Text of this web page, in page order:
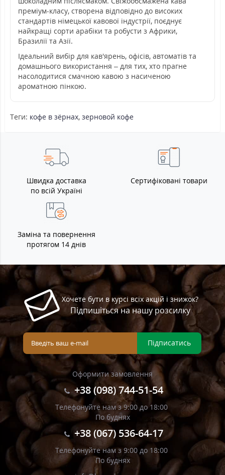
преміум-класу, створена відповідно до високих
стандартів німецької кавової індустрії, поєднує
найкращі сорти арабіки та робусти з Африки,
Бразилії та Азії.
Ідеальний вибір для кав'ярень, офісів, автоматів та
домашнього використання – для тих, хто прагне
насолодитися смачною кавою з насиченою
ароматною пінкою.
Теги: кофе в зёрнах, зерновой кофе
Швидка доставка
по всій Україні
Сертифіковані товари
Заміна та повернення
протягом 14 днів
Хочете бути в курсі всіх акцій і знижок?
Підпишіться на нашу розсилку
Підписатись
Оформити замовлення
+38 (098) 744-51-54
Телефонуйте нам з 9:00 до 18:00
По буднях
+38 (067) 536-64-17
Телефонуйте нам з 9:00 до 18:00
По буднях